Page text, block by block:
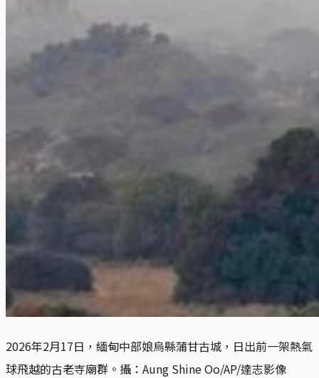
2026年2月17日，緬甸中部娘烏縣蒲甘古城，日出前一架熱氣
球飛越的古老寺廟群。攝：Aung Shine Oo/AP/達志影像